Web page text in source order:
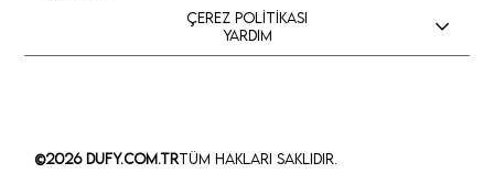
Çerez Politikası
Yardım
©2026 Dufy.com.trTüm Hakları Saklıdır.